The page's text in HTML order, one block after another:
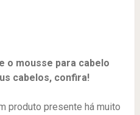
o mousse para cabelo
cabelos, confira!
produto presente há muito